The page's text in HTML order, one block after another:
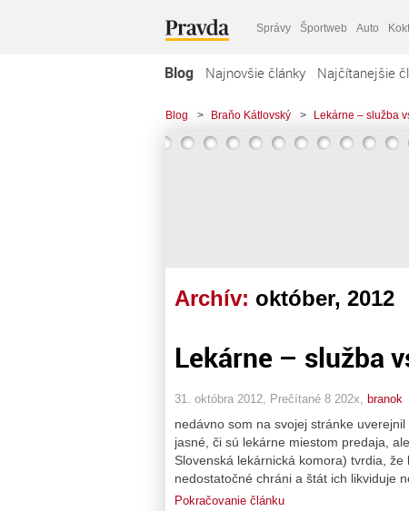
Správy Športweb Auto
Blog Najnovšie články Najčítanejšie
Blog > Braňo Kátlovský > Lekárne – služba
Archív: október, 2012
Lekárne – služba
31. októbra 2012, Prečítané 8 202x, branok
nedávno som na svojej stránke
jasné, či sú lekárne miestom predaja,
Slovenská lekárnická komora) tvrdia,
nedostatočné chráni a štát ich likviduje
Pokračovanie článku